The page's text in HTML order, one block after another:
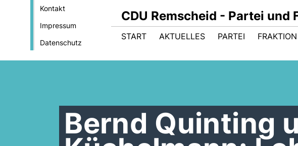
Kontakt
Impressum
Datenschutz
CDU Remscheid - Partei und
START AKTUELLES PARTEI FRAKTION
Bernd Quinting